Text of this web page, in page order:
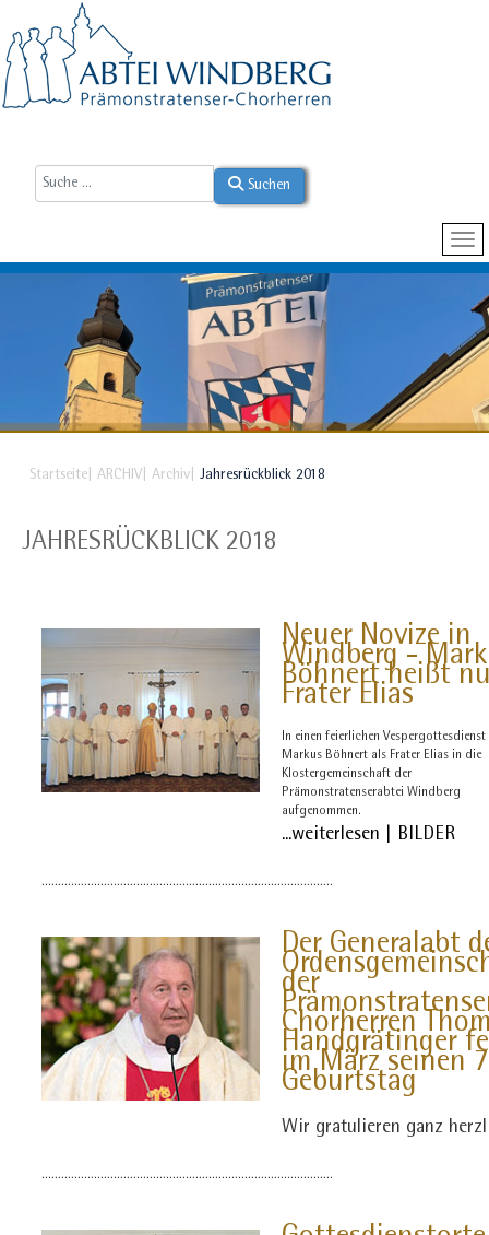
Suchen
Startseite ARCHIV Archiv Jahresrückblick 2018
JAHRESRÜCKBLICK 2018
Neuer Novize in
Windberg -
Böhnert heißt
Frater Elias
In einen feierlichen Vespergottesdienst
Markus Böhnert als Frater Elias in die
Klostergemeinschaft der
Prämonstratenserabtei Windberg
aufgenommen.
...weiterlesen | BILDER
.........................................................................................
Der Generalabt
der
Chorherren
Handgrätinger
im März seinen
Geburtstag
Wir gratulieren ganz
.........................................................................................